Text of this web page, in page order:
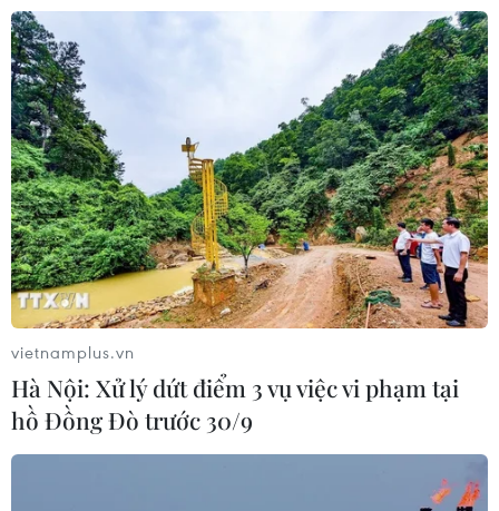
vietnamplus.vn
Hà Nội: Xử lý dứt điểm 3 vụ việc vi phạm tại
hồ Đồng Đò trước 30/9